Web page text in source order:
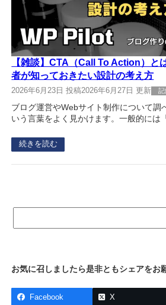
【雑談】CTA（Call To Action）と
者が知っておきたい設計の考え方
2026年6月23日 投稿2026年6月27日 更新 記
ブログ運営やWebサイト制作について調
いう言葉をよく見かけます。一般的には
続きを読む
検
お気に召しましたら是非ともシェアをお
Facebook X